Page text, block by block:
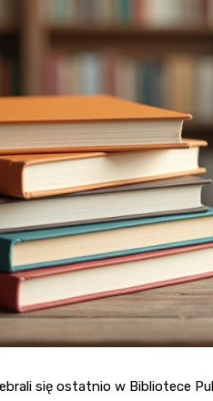
się ostatnio w Bibliotece